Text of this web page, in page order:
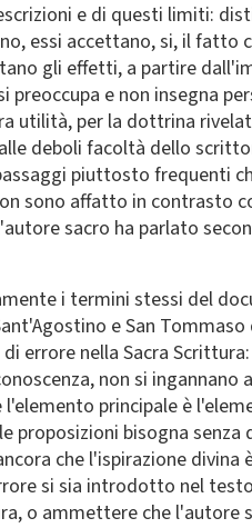
e di questi limiti:
essi accettano, si, il fatto
gli effetti, a partire
e non insegna
utilità, per la dottrina
deboli facoltà dello
piuttosto frequenti
sono affatto in contrasto
sacro ha parlato
i termini stessi del
e San
errore nella Sacra
non si
principale è
bisogna senza
che l'ispirazione
si sia introdotto nel
o ammettere che l'autore